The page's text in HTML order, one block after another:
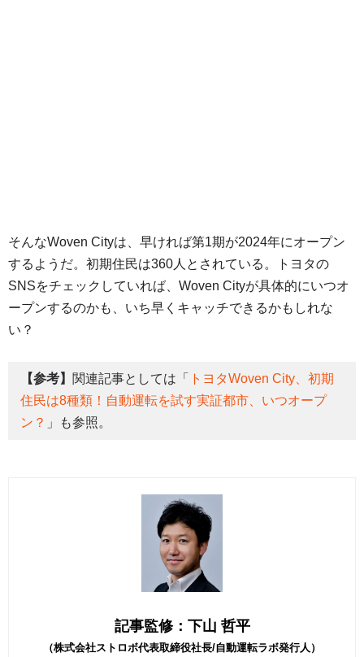
そんなWoven Cityは、早ければ第1期が2024年にオープン
するようだ。初期住民は360人とされている。トヨタの
SNSをチェックしていれば、Woven Cityが具体的にいつオ
ープンするのかも、いち早くキャッチできるかもしれな
い？
【参考】 関連記事としては「
トヨタWoven City、初期
住民は8種類！自動運転を試す実証都市、いつオープ
ン？ 」も参照。
記事監修：下山 哲平
（株式会社ストロボ代表取締役社長/自動運転ラボ発行人）